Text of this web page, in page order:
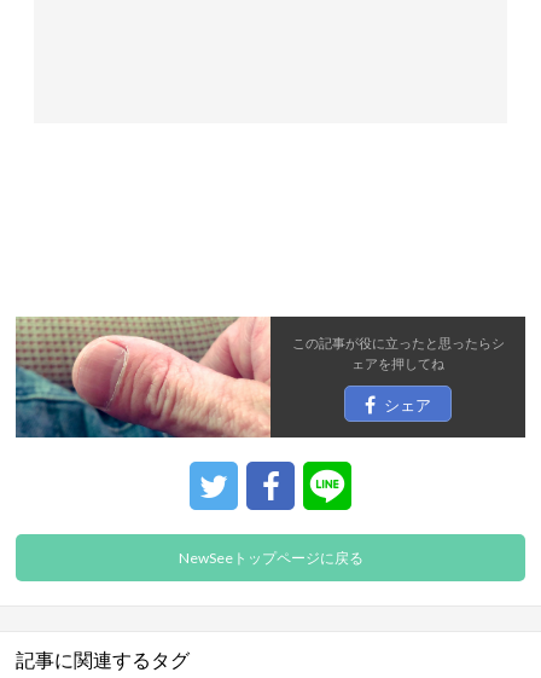
この記事が役に立ったと思ったらシ
ェアを押してね
シェア
NewSeeトップページに戻る
記事に関連するタグ